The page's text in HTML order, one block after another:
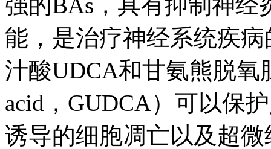
能，是治疗神经系统疾
汁酸UDCA和甘氨熊脱氧
acid，GUDCA）可以保
诱导的细胞凋亡以及超